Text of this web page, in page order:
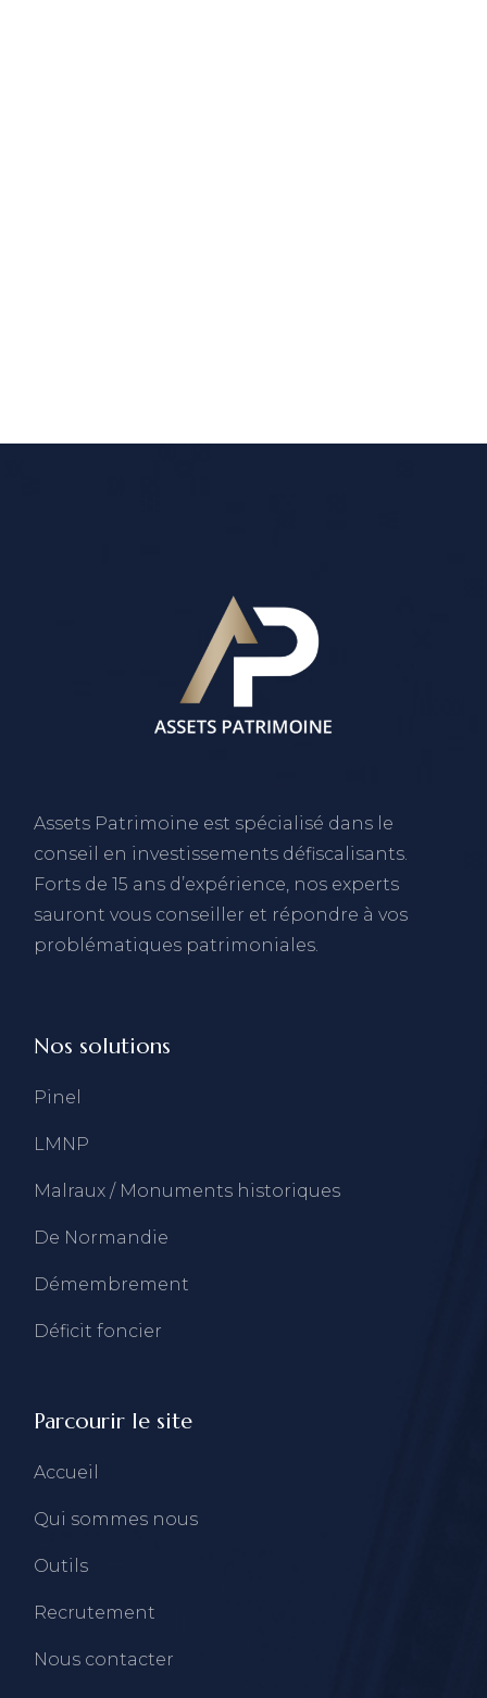
Assets Patrimoine est spécialisé dans le
conseil en investissements défiscalisants.
Forts de 15 ans d’expérience, nos experts
sauront vous conseiller et répondre à vos
problématiques patrimoniales.
Nos solutions
Pinel
LMNP
Malraux / Monuments historiques
De Normandie
Démembrement
Déficit foncier
Parcourir le site
Accueil
Qui sommes nous
Outils
Recrutement
Nous contacter